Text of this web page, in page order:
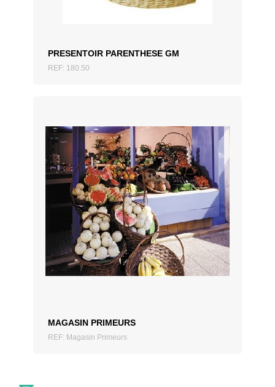
PRESENTOIR PARENTHESE GM
REF: 180.50
MAGASIN PRIMEURS
REF: Magasin Primeurs
AJOUTER AU DEVIS